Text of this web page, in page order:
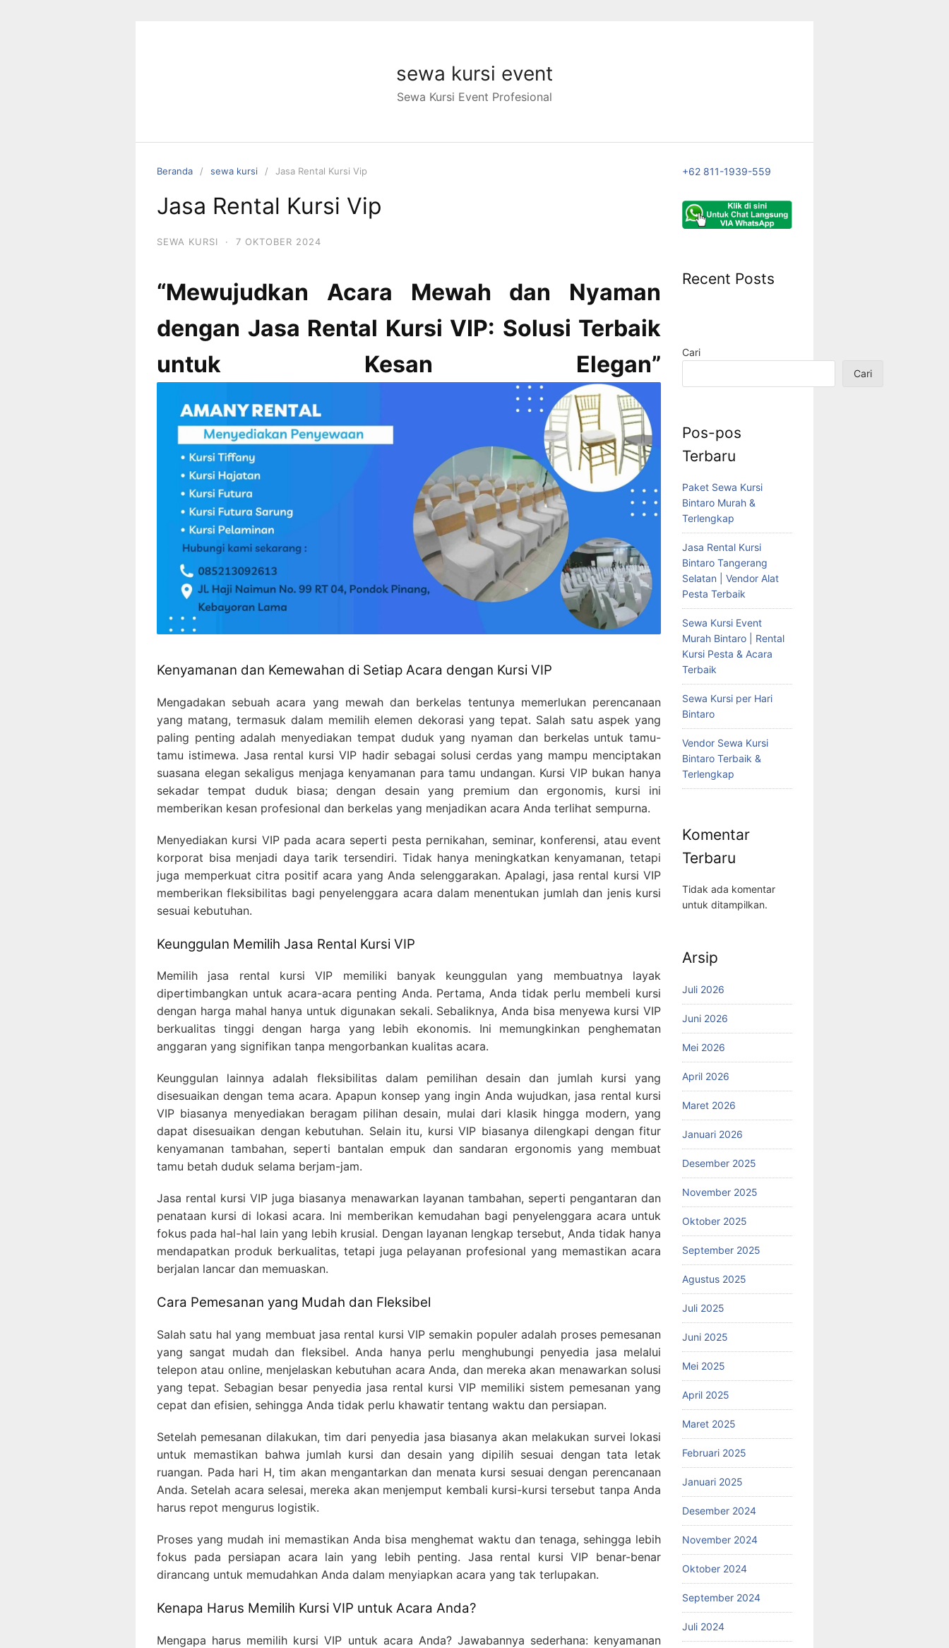
sewa kursi event
Sewa Kursi Event Profesional
Beranda sewa kursi Jasa Rental Kursi Vip
Jasa Rental Kursi Vip
SEWA KURSI · 7 OKTOBER 2024
“Mewujudkan Acara Mewah dan Nyaman
dengan Jasa Rental Kursi VIP: Solusi Terbaik
untuk Kesan Elegan”
Kenyamanan dan Kemewahan di Setiap Acara dengan Kursi VIP
Mengadakan sebuah acara yang mewah dan berkelas tentunya memerlukan perencanaan
yang matang, termasuk dalam memilih elemen dekorasi yang tepat. Salah satu aspek yang
paling penting adalah menyediakan tempat duduk yang nyaman dan berkelas untuk tamu-
tamu istimewa. Jasa rental kursi VIP hadir sebagai solusi cerdas yang mampu menciptakan
suasana elegan sekaligus menjaga kenyamanan para tamu undangan. Kursi VIP bukan hanya
sekadar tempat duduk biasa; dengan desain yang premium dan ergonomis, kursi ini
memberikan kesan profesional dan berkelas yang menjadikan acara Anda terlihat sempurna.
Menyediakan kursi VIP pada acara seperti pesta pernikahan, seminar, konferensi, atau event
korporat bisa menjadi daya tarik tersendiri. Tidak hanya meningkatkan kenyamanan, tetapi
juga memperkuat citra positif acara yang Anda selenggarakan. Apalagi, jasa rental kursi VIP
memberikan fleksibilitas bagi penyelenggara acara dalam menentukan jumlah dan jenis kursi
sesuai kebutuhan.
Keunggulan Memilih Jasa Rental Kursi VIP
Memilih jasa rental kursi VIP memiliki banyak keunggulan yang membuatnya layak
dipertimbangkan untuk acara-acara penting Anda. Pertama, Anda tidak perlu membeli kursi
dengan harga mahal hanya untuk digunakan sekali. Sebaliknya, Anda bisa menyewa kursi VIP
berkualitas tinggi dengan harga yang lebih ekonomis. Ini memungkinkan penghematan
anggaran yang signifikan tanpa mengorbankan kualitas acara.
Keunggulan lainnya adalah fleksibilitas dalam pemilihan desain dan jumlah kursi yang
disesuaikan dengan tema acara. Apapun konsep yang ingin Anda wujudkan, jasa rental kursi
VIP biasanya menyediakan beragam pilihan desain, mulai dari klasik hingga modern, yang
dapat disesuaikan dengan kebutuhan. Selain itu, kursi VIP biasanya dilengkapi dengan fitur
kenyamanan tambahan, seperti bantalan empuk dan sandaran ergonomis yang membuat
tamu betah duduk selama berjam-jam.
Jasa rental kursi VIP juga biasanya menawarkan layanan tambahan, seperti pengantaran dan
penataan kursi di lokasi acara. Ini memberikan kemudahan bagi penyelenggara acara untuk
fokus pada hal-hal lain yang lebih krusial. Dengan layanan lengkap tersebut, Anda tidak hanya
mendapatkan produk berkualitas, tetapi juga pelayanan profesional yang memastikan acara
berjalan lancar dan memuaskan.
Cara Pemesanan yang Mudah dan Fleksibel
Salah satu hal yang membuat jasa rental kursi VIP semakin populer adalah proses pemesanan
yang sangat mudah dan fleksibel. Anda hanya perlu menghubungi penyedia jasa melalui
telepon atau online, menjelaskan kebutuhan acara Anda, dan mereka akan menawarkan solusi
yang tepat. Sebagian besar penyedia jasa rental kursi VIP memiliki sistem pemesanan yang
cepat dan efisien, sehingga Anda tidak perlu khawatir tentang waktu dan persiapan.
Setelah pemesanan dilakukan, tim dari penyedia jasa biasanya akan melakukan survei lokasi
untuk memastikan bahwa jumlah kursi dan desain yang dipilih sesuai dengan tata letak
ruangan. Pada hari H, tim akan mengantarkan dan menata kursi sesuai dengan perencanaan
Anda. Setelah acara selesai, mereka akan menjemput kembali kursi-kursi tersebut tanpa Anda
harus repot mengurus logistik.
Proses yang mudah ini memastikan Anda bisa menghemat waktu dan tenaga, sehingga lebih
fokus pada persiapan acara lain yang lebih penting. Jasa rental kursi VIP benar-benar
dirancang untuk memudahkan Anda dalam menyiapkan acara yang tak terlupakan.
Kenapa Harus Memilih Kursi VIP untuk Acara Anda?
Mengapa harus memilih kursi VIP untuk acara Anda? Jawabannya sederhana: kenyamanan
+62 811-1939-559
Recent Posts
Cari
Cari
Pos-pos
Terbaru
Paket Sewa Kursi
Bintaro Murah &
Terlengkap
Jasa Rental Kursi
Bintaro Tangerang
Selatan | Vendor Alat
Pesta Terbaik
Sewa Kursi Event
Murah Bintaro | Rental
Kursi Pesta & Acara
Terbaik
Sewa Kursi per Hari
Bintaro
Vendor Sewa Kursi
Bintaro Terbaik &
Terlengkap
Komentar
Terbaru
Tidak ada komentar
untuk ditampilkan.
Arsip
Juli 2026
Juni 2026
Mei 2026
April 2026
Maret 2026
Januari 2026
Desember 2025
November 2025
Oktober 2025
September 2025
Agustus 2025
Juli 2025
Juni 2025
Mei 2025
April 2025
Maret 2025
Februari 2025
Januari 2025
Desember 2024
November 2024
Oktober 2024
September 2024
Juli 2024